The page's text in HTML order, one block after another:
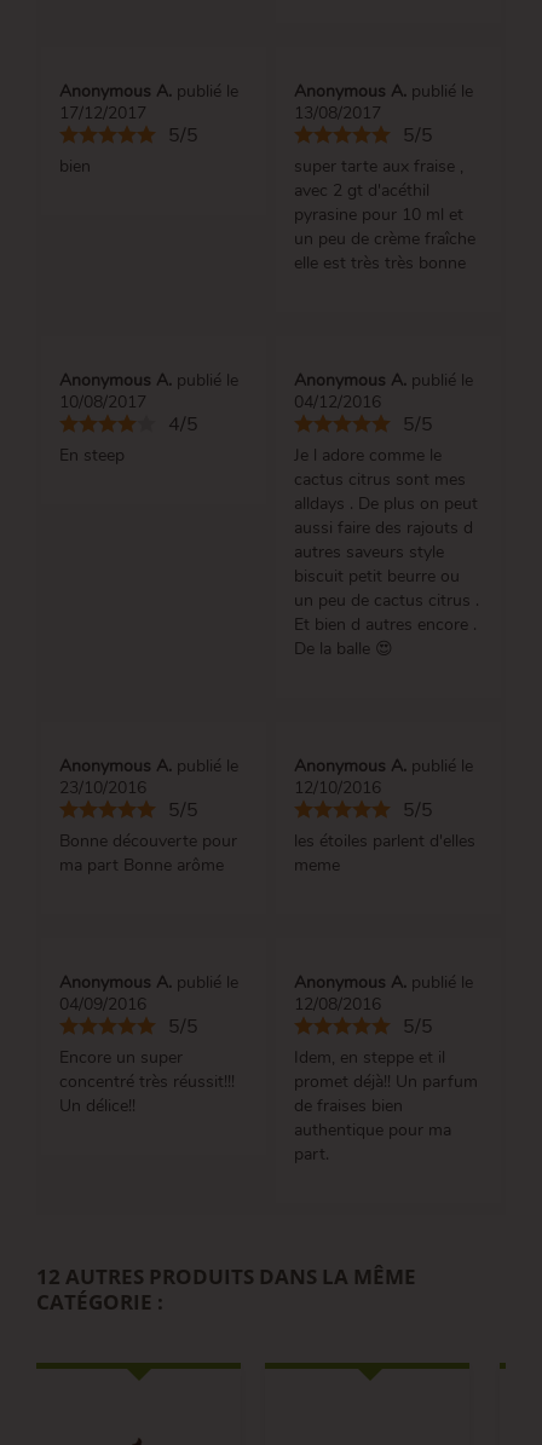
Anonymous A. publié le
17/12/2017
5/5
bien
Anonymous A. publié le
13/08/2017
5/5
super tarte aux fraise ,
avec 2 gt d'acéthil
pyrasine pour 10 ml et
un peu de crème fraîche
elle est très très bonne
Anonymous A. publié le
10/08/2017
4/5
En steep
Anonymous A. publié le
04/12/2016
5/5
Je l adore comme le
cactus citrus sont mes
alldays . De plus on peut
aussi faire des rajouts d
autres saveurs style
biscuit petit beurre ou
un peu de cactus citrus .
Et bien d autres encore .
De la balle 😍
Anonymous A. publié le
23/10/2016
5/5
Bonne découverte pour
ma part Bonne arôme
Anonymous A. publié le
12/10/2016
5/5
les étoiles parlent d'elles
meme
Anonymous A. publié le
04/09/2016
5/5
Encore un super
concentré très réussit!!!
Un délice!!
Anonymous A. publié le
12/08/2016
5/5
Idem, en steppe et il
promet déjà!! Un parfum
de fraises bien
authentique pour ma
part.
12 AUTRES PRODUITS DANS LA MÊME
CATÉGORIE :